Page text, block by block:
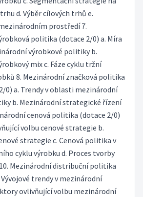
d. Výběr cílových trhů e.
prostředí 7.
politika (dotace 2/0) a. Míra
výrobkové politiky b.
mix c. Fáze cyklu tržní
8. Mezinárodní značková politika
0) a. Trendy v oblasti mezinárodní
b. Mezinárodní strategické řízení
cenová politika (dotace 2/0)
volbu cenové strategie b.
strategie c. Cenová politika v
cyklu výrobku d. Proces tvorby
Mezinárodní distribuční politika
trendy v mezinárodní
ovlivňující volbu mezinárodní